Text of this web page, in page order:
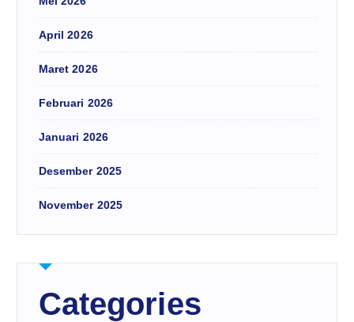
April 2026
Maret 2026
Februari 2026
Januari 2026
Desember 2025
November 2025
Categories